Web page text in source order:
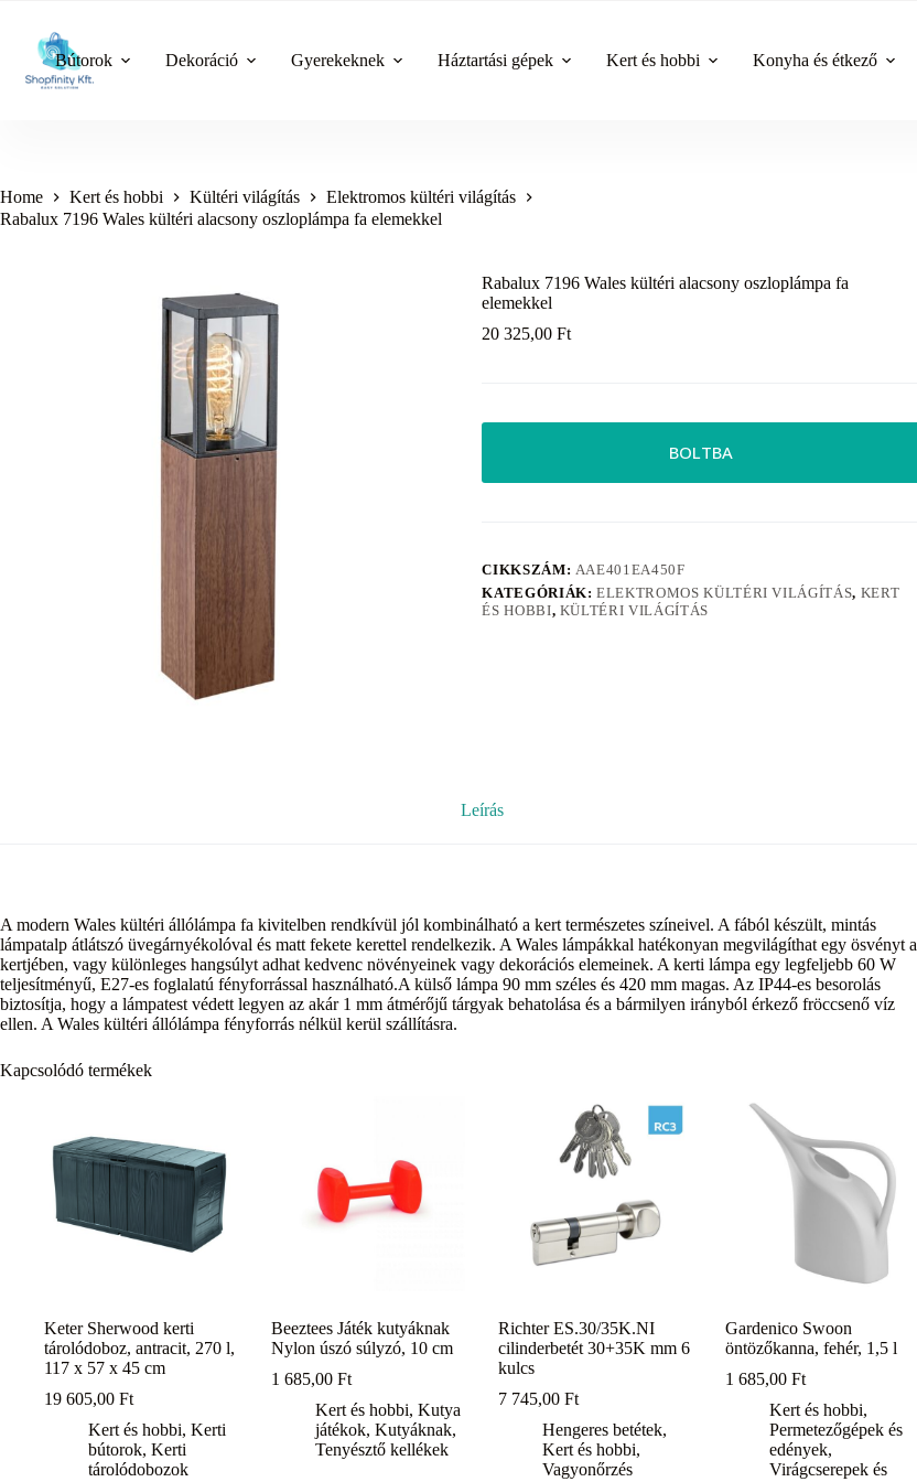
content
Bútorok Dekoráció Gyerekeknek Háztartási gépek Kert és hobbi Konyha és étkező
Home Kert és hobbi Kültéri világítás
Elektromos kültéri világítás
Rabalux 7196 Wales kültéri alacsony oszloplámpa fa elemekkel
Rabalux 7196 Wales kültéri alacsony oszloplámpa fa
elemekkel
20 325,00Ft
BOLTBA
CIKKSZÁM: AAE401EA450F
KATEGÓRIÁK:ELEKTROMOS KÜLTÉRI VILÁGÍTÁS, KERT
ÉS HOBBI, KÜLTÉRI VILÁGÍTÁS
Leírás
A modern Wales kültéri állólámpa fa kivitelben rendkívül jól kombinálható a kert természetes színeivel. A fából készült, mintás
lámpatalp átlátszó üvegárnyékolóval és matt fekete kerettel rendelkezik. A Wales lámpákkal hatékonyan megvilágíthat egy ösvényt a
kertjében, vagy különleges hangsúlyt adhat kedvenc növényeinek vagy dekorációs elemeinek. A kerti lámpa egy legfeljebb 60 W
teljesítményű, E27-es foglalatú fényforrással használható.A külső lámpa 90 mm széles és 420 mm magas. Az IP44-es besorolás
biztosítja, hogy a lámpatest védett legyen az akár 1 mm átmérőjű tárgyak behatolása és a bármilyen irányból érkező fröccsenő víz
ellen. A Wales kültéri állólámpa fényforrás nélkül kerül szállításra.
Kapcsolódó termékek
Keter Sherwood kerti
tárolódoboz, antracit, 270 l,
117 x 57 x 45 cm
19 605,00 Ft
Kert és hobbi, Kerti
bútorok, Kerti
tárolódobozok
Beeztees Játék kutyáknak
Nylon úszó súlyzó, 10 cm
1 685,00Ft
Kert és hobbi,Kutya
játékok,Kutyáknak,
Tenyésztő kellékek
Richter ES.30/35K.NI
cilinderbetét 30+35K mm 6
kulcs
7 745,00Ft
Hengeres betétek,
Kert és hobbi,
Vagyonőrzés
Gardenico Swoon
öntözőkanna, fehér, 1,5 l
1 685,00Ft
Kert és hobbi,
Permetezőgépek és
edények,
Virágcserepek és